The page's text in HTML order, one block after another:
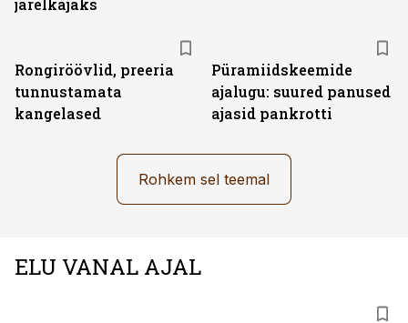
järelkajaks
Rongiröövlid, preeria
tunnustamata
kangelased
Püramiidskeemide
ajalugu: suured panused
ajasid pankrotti
Rohkem sel teemal
ELU VANAL AJAL